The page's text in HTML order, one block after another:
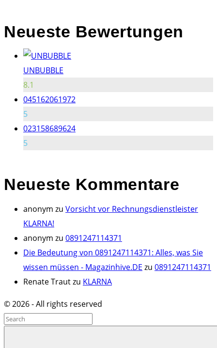
Neueste Bewertungen
UNBUBBLE
8.1
045162061972
5
023158689624
5
Neueste Kommentare
anonym zu Vorsicht vor Rechnungsdienstleister
KLARNA!
anonym zu 0891247114371
Die Bedeutung von 0891247114371: Alles, was Sie
wissen müssen - Magazinhive.DE zu 0891247114371
Renate Trautzu KLARNA
©2026- All rights reserved